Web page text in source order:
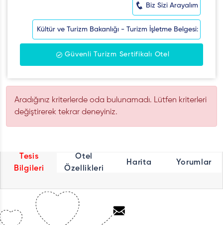
Biz Sizi Arayalım
Kültür ve Turizm Bakanlığı - Turizm İşletme Belgesi:
Güvenli Turizm Sertifikalı Otel
Aradığınız kriterlerde oda bulunamadı. Lütfen kriterleri
değiştirerek tekrar deneyiniz.
Tesis
Bilgileri
Otel
Özellikleri
Harita Yorumlar